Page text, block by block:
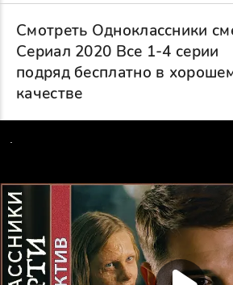
Смотреть Одноклассники
Сериал 2020 Все 1-4 серии
подряд бесплатно в
качестве